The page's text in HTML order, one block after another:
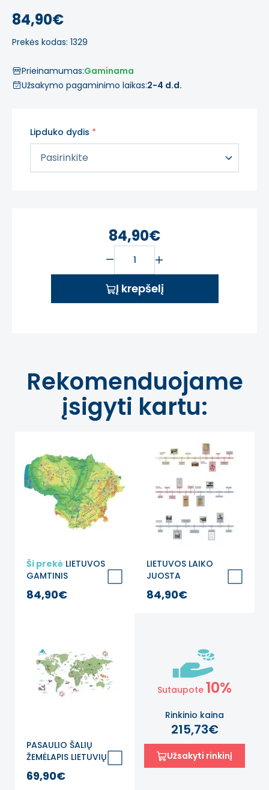
84,90€
Prekės kodas: 1329
Prieinamumas:Gaminama
Užsakymo pagaminimo laikas:2-4 d.d.
Lipduko dydis
84,90€
Į krepšelį
Rekomenduojame
įsigyti kartu:
Ši prekė LIETUVOS
GAMTINIS
ŽEMĖLAPIS
Edukacinis sienų
84,90€
LIETUVOS LAIKO
JUOSTA
Edukacinis sienų
lipdukas
84,90€
PASAULIO ŠALIŲ
ŽEMĖLAPIS LIETUVIŲ
KALBA Edukacinis
sienų lipdukas
69,90€
Sutaupote 10%
Rinkinio kaina
215,73€
Užsakyti rinkinį